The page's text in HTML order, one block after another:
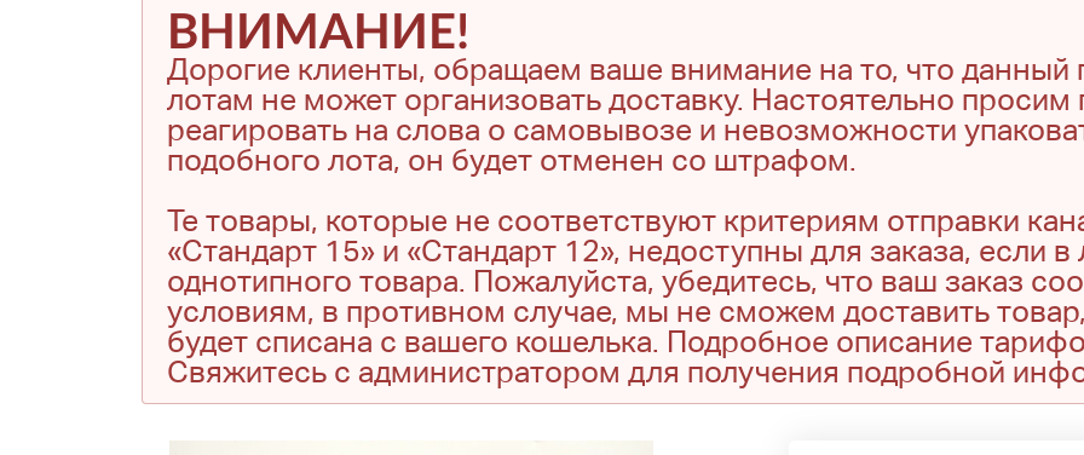
ВНИМАНИЕ!
Дорогие клиенты, обращаем ваше внимание на то, что данный
лотам не может организовать доставку. Настоятельно просим
реагировать на слова о самовывозе и невозможности
подобного лота, он будет отменен со штрафом.
Те товары, которые не соответствуют критериям отправки
«Стандарт 15» и «Стандарт 12», недоступны для заказа, если
однотипного товара. Пожалуйста, убедитесь, что ваш заказ
условиям, в противном случае, мы не сможем доставить
будет списана с вашего кошелька. Подробное описание
Свяжитесь с администратором для получения подробной